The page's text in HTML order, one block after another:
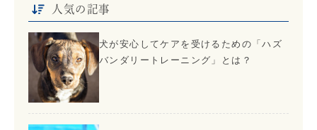
人気の記事
犬が安心してケアを受けるための「ハズ
バンダリートレーニング」とは？